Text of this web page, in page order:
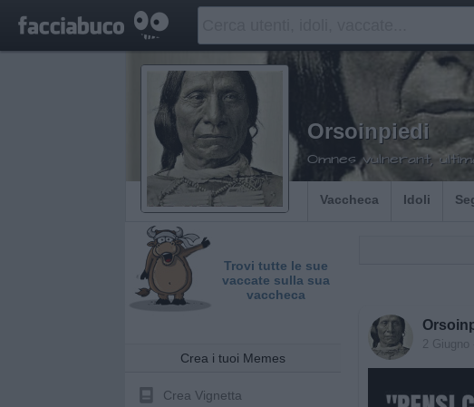
Orsoinpiedi
Omnes vulnerant,
Vaccheca Idoli
Trovi tutte le sue
vaccate sulla sua
vaccheca
Crea i tuoi Memes
Crea Vignetta
2 Giugno